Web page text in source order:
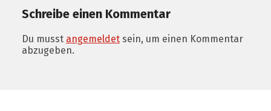
Schreibe einen Kommentar
Du musst angemeldetsein, um einen Kommentar
abzugeben.